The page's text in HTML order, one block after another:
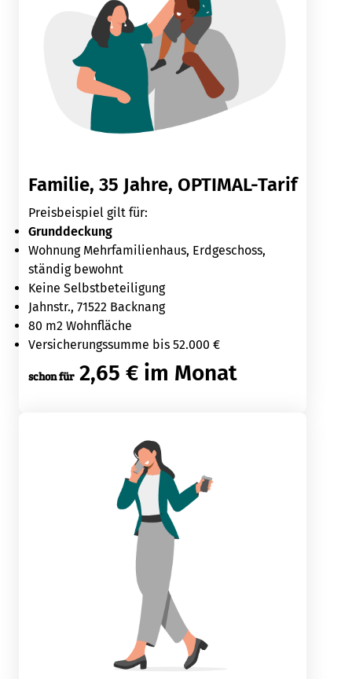
Familie, 35 Jahre, OPTIMAL-Tarif
Preisbeispiel gilt für:
Grunddeckung
Wohnung Mehrfamilienhaus, Erdgeschoss,
ständig bewohnt
Keine Selbstbeteiligung
Jahnstr., 71522 Backnang
80 m2 Wohnfläche
Versicherungssumme bis 52.000 €
schon für2,65 € im Monat